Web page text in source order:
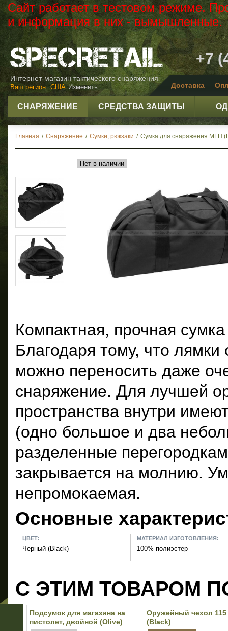
Сайт работает в тестовом режиме.
и информация в них - вымышленные.
Интернет-магазин тактического снаряжения
+7
Доставка
Изменить
Ваш регион: США
СНАРЯЖЕНИЕ СРЕДСТВА ЗАЩИТЫ
Главная / Снаряжение / Сумки, рюкзаки / Сумка для снаряжения MFH
Нет в наличии
Компактная, прочная
Благодаря тому, что лямки
можно переносить даже
снаряжение. Для лучшей
пространства внутри
(одно большое и два
разделенные
закрывается на молнию.
непромокаемая.
Основные
ЦВЕТ:
Черный (Black)
МАТЕРИАЛ ИЗГОТОВЛЕНИЯ:
100% полиэстер
С ЭТИМ ТОВАРОМ
Подсумок для магазина на
пистолет, двойной (Olive)
Оружейный чехол 115
(Black)